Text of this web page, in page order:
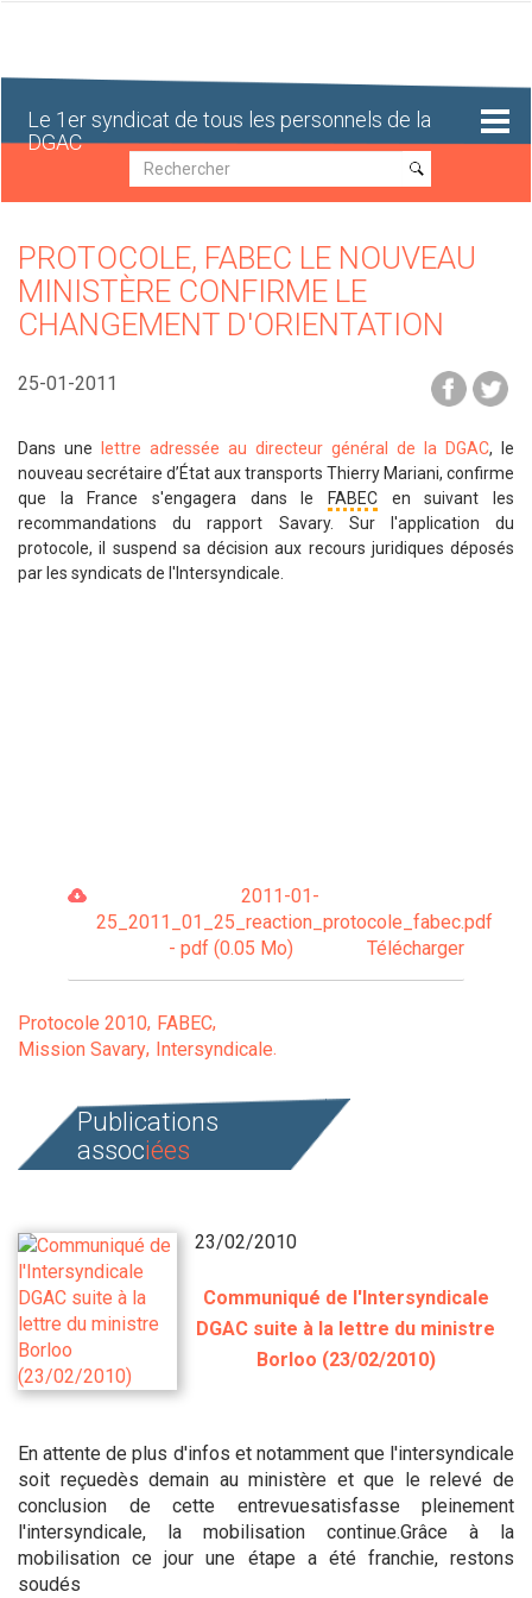
Le 1er syndicat de tous les personnels de la
DGAC
Recherche
Recherche
PROTOCOLE, FABEC LE NOUVEAU
MINISTÈRE CONFIRME LE
CHANGEMENT D'ORIENTATION
25-01-2011
Dans une lettre adressée au directeur général de la DGAC, le
nouveau secrétaire d’État aux transports Thierry Mariani, confirme
que la France s'engagera dans le
FABEC en suivant les
recommandations du rapport Savary. Sur l'application du
protocole, il suspend sa décision aux recours juridiques déposés
par les syndicats de l'Intersyndicale.
2011-01-
25_2011_01_25_reaction_protocole_fabec.pdf
- pdf (0.05 Mo)
Télécharger
Protocole 2010 FABEC
Mission Savary Intersyndicale
Publications
associées
23/02/2010
Communiqué de l'Intersyndicale
DGAC suite à la lettre du ministre
Borloo (23/02/2010)
En attente de plus d'infos et notamment que l'intersyndicale
soit reçuedès demain au ministère et que le relevé de
conclusion de cette entrevuesatisfasse pleinement
l'intersyndicale, la mobilisation continue.Grâce à la
mobilisation ce jour une étape a été franchie, restons
soudés